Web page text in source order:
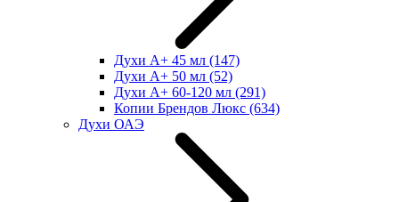
Духи А+ 45 мл (147)
Духи А+ 50 мл (52)
Духи А+ 60-120 мл (291)
Копии Брендов Люкс (634)
Духи ОАЭ